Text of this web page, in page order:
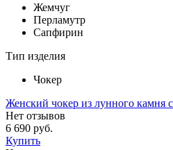
Жемчуг
Перламутр
Сапфирин
Тип изделия
Чокер
Женский чокер из лунного камня
Нет отзывов
6 690 руб.
Купить